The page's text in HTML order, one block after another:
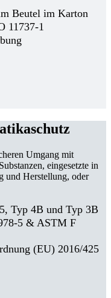
Beutel im Karton
11737-1
Umgang mit
eingesetzte in
und Herstellung, oder
Typ 4B und Typ 3B
5 & ASTM F
(EU) 2016/425